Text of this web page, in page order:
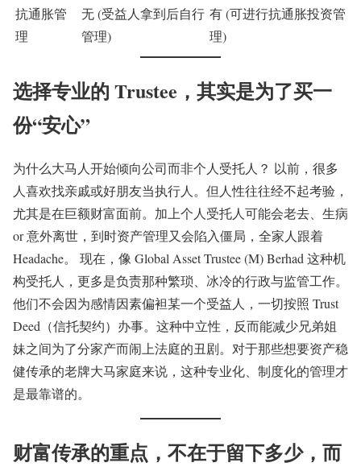
抗通胀管
理
无 (受益人拿到后自行
管理)
有 (可进行抗通胀投资管
理)
选择专业的 Trustee，其实是为了买一
份“安心”
为什么大马人开始倾向公司而非个人受托人？ 以前，很多
人喜欢找亲戚或好朋友当执行人。但人性往往经不起考验，
尤其是在巨额财富面前。加上个人受托人可能会老去、生病
or 意外离世，到时资产管理又会陷入僵局，全家人跟着
Headache。 现在，像 Global Asset Trustee (M) Berhad 这种机
构受托人，更多是负责那种繁琐、冰冷的行政与监管工作。
他们不会因为感情因素偏袒某一个受益人，一切按照 Trust
Deed（信托契约）办事。这种中立性，反而能减少兄弟姐
妹之间为了分家产而闹上法庭的丑剧。对于那些想要资产稳
健传承的老牌大马家庭来说，这种专业化、制度化的管理才
是最靠谱的。
财富传承的重点，不在于留下多少，而